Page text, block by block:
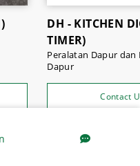
DH - KITCHEN
TIMER)
Peralatan Dapur
Dapur
Contact